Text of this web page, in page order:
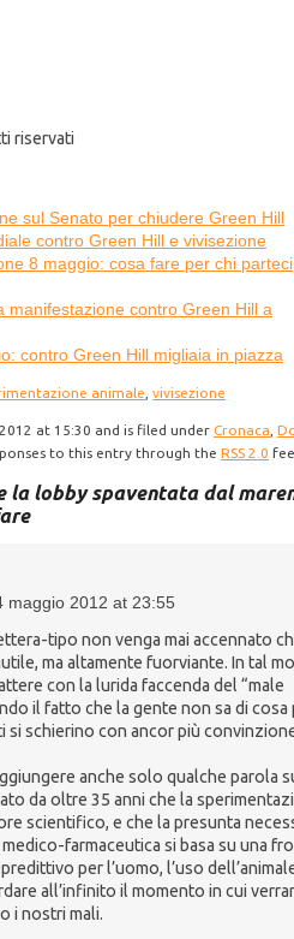
riservati
sul Senato per chiudere Green Hill
contro Green Hill e vivisezione
8 maggio: cosa fare per chi
manifestazione contro Green Hill a
contro Green Hill migliaia in piazza
animale vivisezione
at 15:30 and is filed under Cronaca
to this entry through the RSS 2.0
la lobby spaventata dal
maggio 2012 at 23:55
tipo non venga mai accennato
ma altamente fuorviante. In tal
con la lurida faccenda del “male
il fatto che la gente non sa di cosa
si schierino con ancor più
anche solo qualche parola
da oltre 35 anni che la
scientifico, e che la presunta
farmaceutica si basa su una
per l’uomo, l’uso
all’infinito il momento in cui
i nostri mali.